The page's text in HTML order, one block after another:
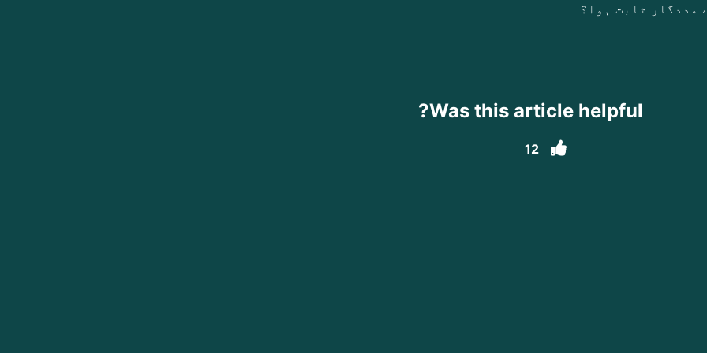
مددگار ثابت ہوا؟
Was this article helpful?
12